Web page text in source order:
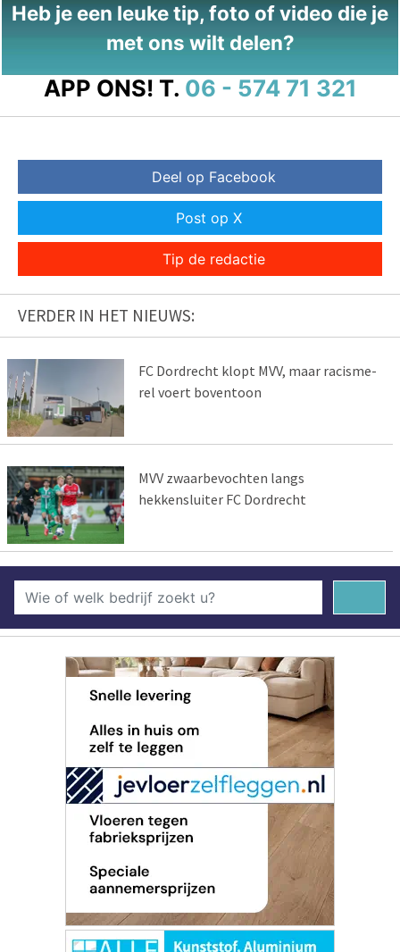
Heb je een leuke tip, foto of video die je
met ons wilt delen?
APP ONS! T. 06 - 574 71 321
Deel op Facebook
Post op X
Tip de redactie
VERDER IN HET NIEUWS:
FC Dordrecht klopt MVV, maar racisme-
rel voert boventoon
MVV zwaarbevochten langs
hekkensluiter FC Dordrecht